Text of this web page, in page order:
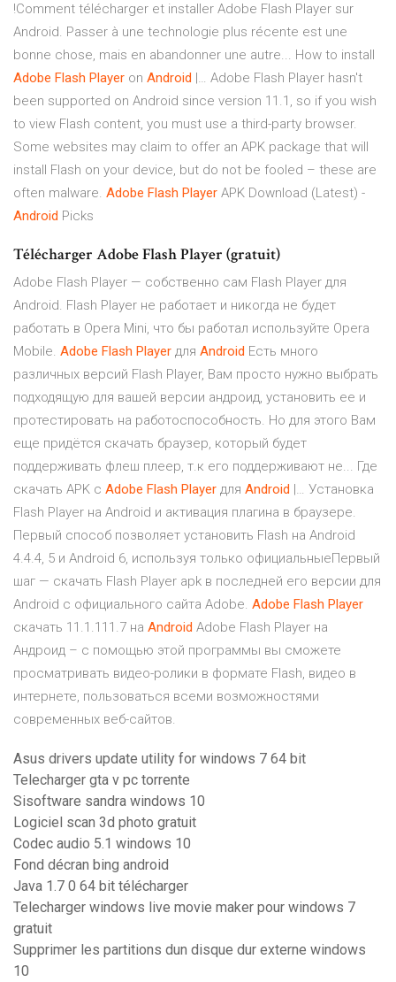
!Comment télécharger et installer Adobe Flash Player sur
Android. Passer à une technologie plus récente est une
bonne chose, mais en abandonner une autre... How to install
Adobe Flash Player on Android |… Adobe Flash Player hasn't
been supported on Android since version 11.1, so if you wish
to view Flash content, you must use a third-party browser.
Some websites may claim to offer an APK package that will
install Flash on your device, but do not be fooled – these are
often malware. Adobe Flash Player APK Download (Latest) -
Android Picks
Télécharger Adobe Flash Player (gratuit)
Adobe Flash Player — собственно сам Flash Player для
Android. Flash Player не работает и никогда не будет
работать в Opera Mini, что бы работал используйте Opera
Mobile. Adobe Flash Player для Android Есть много
различных версий Flash Player, Вам просто нужно выбрать
подходящую для вашей версии андроид, установить ее и
протестировать на работоспособность. Но для этого Вам
еще придётся скачать браузер, который будет
поддерживать флеш плеер, т.к его поддерживают не... Где
скачать APK с Adobe Flash Player для Android |… Установка
Flash Player на Android и активация плагина в браузере.
Первый способ позволяет установить Flash на Android
4.4.4, 5 и Android 6, используя только официальныеПервый
шаг — скачать Flash Player apk в последней его версии для
Android с официального сайта Adobe. Adobe Flash Player
скачать 11.1.111.7 на Android Adobe Flash Player на
Андроид – c помощью этой программы вы сможете
просматривать видео-ролики в формате Flash, видео в
интернете, пользоваться всеми возможностями
современных веб-сайтов.
Asus drivers update utility for windows 7 64 bit
Telecharger gta v pc torrente
Sisoftware sandra windows 10
Logiciel scan 3d photo gratuit
Codec audio 5.1 windows 10
Fond décran bing android
Java 1.7 0 64 bit télécharger
Telecharger windows live movie maker pour windows 7
gratuit
Supprimer les partitions dun disque dur externe windows
10